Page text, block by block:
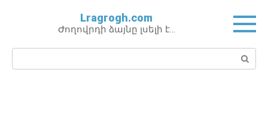
Lragrogh.com
Ժողովրդի ձայնը լսելի է…
Поиск: